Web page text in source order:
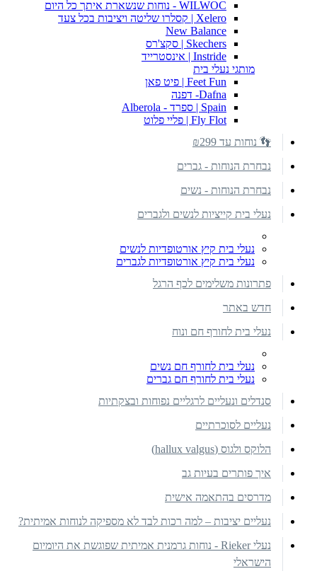
WILWOC - נוחות שנשארת איתך כל היום
Xelero | קסלרו שליטה ויציבות בכל צעד
New Balance
Skechers | סקצ'רס
Instride | אינסטרייד
מותגי נעלי בית
Feet Fun | פיט פאן
Dafna- דפנה
Spain | ספרד - Alberola
Fly Flot | פליי פלוט
👣 נוחות עד ₪299
נבחרת הנוחות - גברים
נבחרת הנוחות - נשים
נעלי בית קייציות לנשים ולגברים
נעלי בית קיץ אורטופדיות לנשים
נעלי בית קיץ אורטופדיות לגברים
פתרונות משלימים לכף הרגל
חדש באתר
נעלי בית לחורף חם ונוח
נעלי בית לחורף חם נשים
נעלי בית לחורף חם גברים
סנדלים ונעליים לרגליים נפוחות ובצקתיות
נעליים לסוכרתיים
הלוקס ולגוס (hallux valgus)
איך פותרים בעיות גב
מדרסים בהתאמה אישית
נעליים יציבות – למה רכות לבד לא מספיקה לנוחות אמיתית?
נעלי Rieker - נוחות גרמנית אמיתית שפוגשת את היומיום
הישראלי